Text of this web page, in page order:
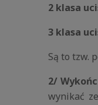
2 klasa
3 klasa
Są to tzw.
2/
wynikać